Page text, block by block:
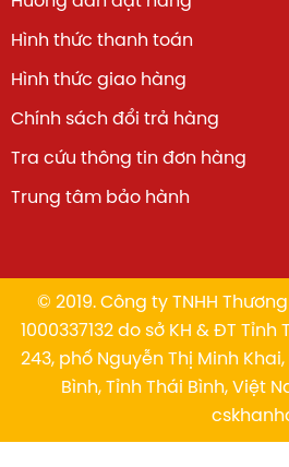
Hình thức thanh toán
Hình thức giao hàng
Chính sách đổi trả hàng
Tra cứu thông tin đơn hàng
Trung tâm bảo hành
© 2019. Công ty TNHH
1000337132 do sở KH & ĐT
243, phố Nguyễn Thị Minh
Bình, Tỉnh Thái Bình, Việt